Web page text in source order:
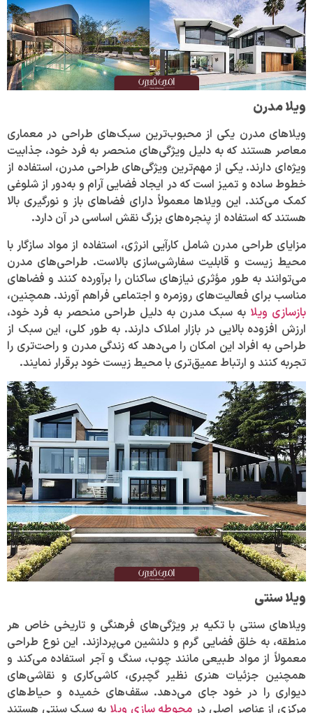
ویلا مدرن
ویلاهای مدرن یکی از محبوب‌ترین سبک‌های طراحی در معماری
معاصر هستند که به دلیل ویژگی‌های منحصر به فرد خود، جذابیت
ویژه‌ای دارند. یکی از مهم‌ترین ویژگی‌های طراحی مدرن، استفاده از
خطوط ساده و تمیز است که در ایجاد فضایی آرام و به‌دور از شلوغی
کمک می‌کند. این ویلاها معمولاً دارای فضاهای باز و نورگیری بالا
هستند که استفاده از پنجره‌های بزرگ نقش اساسی در آن دارد.
مزایای طراحی مدرن شامل کارآیی انرژی، استفاده از مواد سازگار با
محیط زیست و قابلیت سفارشی‌سازی بالاست. طراحی‌های مدرن
می‌توانند به طور مؤثری نیازهای ساکنان را برآورده کنند و فضاهای
مناسب برای فعالیت‌های روزمره و اجتماعی فراهم آورند. همچنین،
بازسازی ویلابه سبک مدرن به دلیل طراحی منحصر به فرد خود،
ارزش افزوده بالایی در بازار املاک دارند. به طور کلی، این سبک از
طراحی به افراد این امکان را می‌دهد که زندگی مدرن و راحت‌تری را
تجربه کنند و ارتباط عمیق‌تری با محیط زیست خود برقرار نمایند.
ویلا سنتی
ویلاهای سنتی با تکیه بر ویژگی‌های فرهنگی و تاریخی خاص هر
منطقه، به خلق فضایی گرم و دلنشین می‌پردازند. این نوع طراحی
معمولاً از مواد طبیعی مانند چوب، سنگ و آجر استفاده می‌کند و
همچنین جزئیات هنری نظیر گچبری، کاشی‌کاری و نقاشی‌های
دیواری را در خود جای می‌دهد. سقف‌های خمیده و حیاط‌های
مرکزی از عناصر اصلی در محوطه سازی ویلابه سبک سنتی هستند